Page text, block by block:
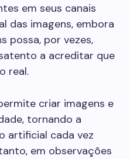
em seus canais
das imagens, embora
possa, por vezes,
a acreditar que
real.
criar imagens e
tornando a
artificial cada vez
em observações